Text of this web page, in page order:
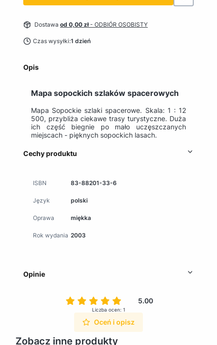
Dostawa od 0,00 zł- ODBIÓR OSOBISTY
Czas wysyłki:1 dzień
Opis
Mapa sopockich szlaków spacerowych
Mapa Sopockie szlaki spacerowe. Skala: 1 : 12
500, przybliża ciekawe trasy turystyczne. Duża
ich część biegnie po mało uczęszczanych
miejscach - pięknych sopockich lasach.
Cechy produktu
ISBN 83-88201-33-6
Język polski
Oprawa miękka
Rok wydania 2003
Opinie
5.00
Liczba ocen: 1
Oceń i opisz
Zobacz inne produkty